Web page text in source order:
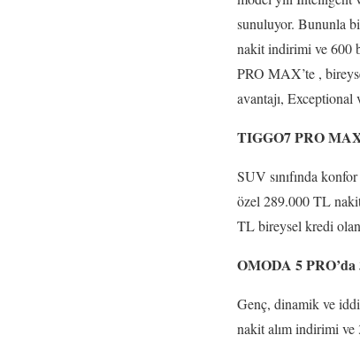
sunuluyor. Bununla
nakit indirimi ve 600
PRO MAX’te ,
avantajı,
TIGGO7 PRO
SUV sınıfında
özel 289.000 TL
TL bireysel kredi
OMODA 5 PRO’da
Genç, dinamik ve
nakit alım indirimi